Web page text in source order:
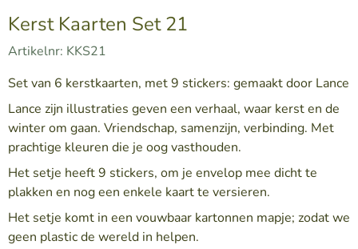
Kerst Kaarten Set 21
Artikelnr: KKS21
Set van 6 kerstkaarten, met 9 stickers: gemaakt door Lance
Lance zijn illustraties geven een verhaal, waar kerst en de
winter om gaan. Vriendschap, samenzijn, verbinding. Met
prachtige kleuren die je oog vasthouden.
Het setje heeft 9 stickers, om je envelop mee dicht te
plakken en nog een enkele kaart te versieren.
Het setje komt in een vouwbaar kartonnen mapje; zodat we
geen plastic de wereld in helpen.